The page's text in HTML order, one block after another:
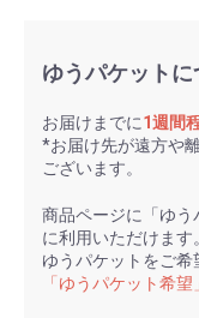
ゆうパケットに
お届けまでに1週間
*お届け先が遠方や
ございます。
商品ページに「ゆ
に利用いただけます。
ゆうパケットをご
「ゆうパケット希望」